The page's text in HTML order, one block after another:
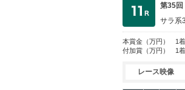
第35回
サラ系
本賞金 （万円） 1着
付加賞 （万円） 1着
レース映像